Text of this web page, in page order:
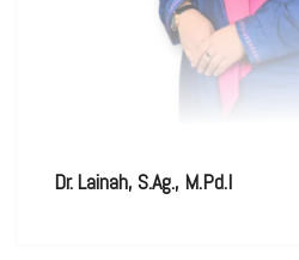
Dr. Lainah, S.Ag., M.Pd.I